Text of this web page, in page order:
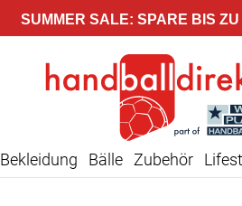
SUMMER SALE: SPARE BIS ZU
Bekleidung Bälle Zubehör